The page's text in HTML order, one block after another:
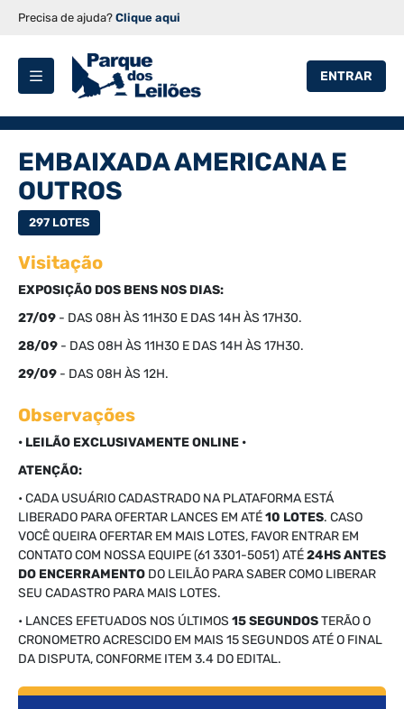
Precisa de ajuda? Clique aqui
ENTRAR
EMBAIXADA AMERICANA E
OUTROS
297 LOTES
Visitação
EXPOSIÇÃO DOS BENS NOS DIAS:
27/09 - DAS 08H ÀS 11H30 E DAS 14H ÀS 17H30.
28/09 - DAS 08H ÀS 11H30 E DAS 14H ÀS 17H30.
29/09 - DAS 08H ÀS 12H.
Observações
• LEILÃO EXCLUSIVAMENTE ONLINE •
ATENÇÃO:
• CADA USUÁRIO CADASTRADO NA PLATAFORMA ESTÁ
LIBERADO PARA OFERTAR LANCES EM ATÉ10 LOTES. CASO
VOCÊ QUEIRA OFERTAR EM MAIS LOTES, FAVOR ENTRAR EM
CONTATO COM NOSSA EQUIPE (61 3301-5051) ATÉ24HS ANTES
DO ENCERRAMENTO DO LEILÃO PARA SABER COMO LIBERAR
SEU CADASTRO PARA MAIS LOTES.
• LANCES EFETUADOS NOS ÚLTIMOS 15 SEGUNDOSTERÃO O
CRONOMETRO ACRESCIDO EM MAIS 15 SEGUNDOS ATÉ O FINAL
DA DISPUTA, CONFORME ITEM 3.4 DO EDITAL.